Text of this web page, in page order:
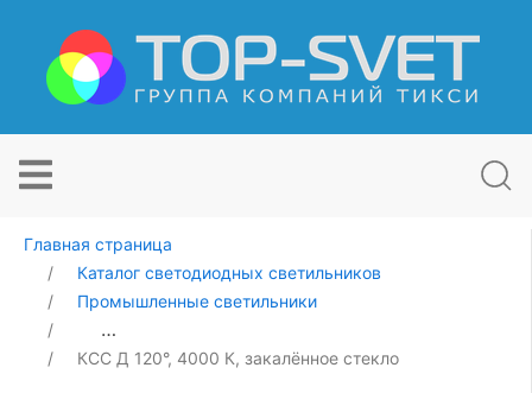
Главная страница
Каталог светодиодных светильников
Промышленные светильники
Промышленный светильник Свет НН ССдП 01
КСС Д 120°, 4000 К, закалённое стекло